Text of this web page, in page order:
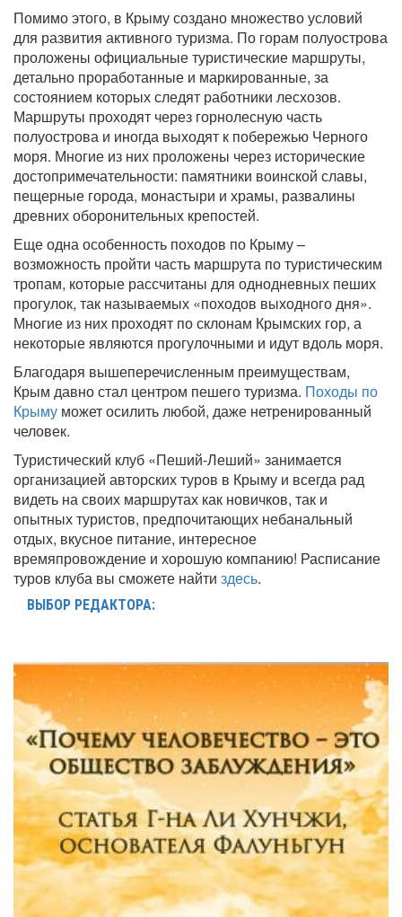
Помимо этого, в Крыму создано множество условий
для развития активного туризма. По горам полуострова
проложены официальные туристические маршруты,
детально проработанные и маркированные, за
состоянием которых следят работники лесхозов.
Маршруты проходят через горнолесную часть
полуострова и иногда выходят к побережью Черного
моря. Многие из них проложены через исторические
достопримечательности: памятники воинской славы,
пещерные города, монастыри и храмы, развалины
древних оборонительных крепостей.
Еще одна особенность походов по Крыму –
возможность пройти часть маршрута по туристическим
тропам, которые рассчитаны для однодневных пеших
прогулок, так называемых «походов выходного дня».
Многие из них проходят по склонам Крымских гор, а
некоторые являются прогулочными и идут вдоль моря.
Благодаря вышеперечисленным преимуществам,
Крым давно стал центром пешего туризма. Походы по
Крыму может осилить любой, даже нетренированный
человек.
Туристический клуб «Пеший-Леший» занимается
организацией авторских туров в Крыму и всегда рад
видеть на своих маршрутах как новичков, так и
опытных туристов, предпочитающих небанальный
отдых, вкусное питание, интересное
времяпровождение и хорошую компанию! Расписание
туров клуба вы сможете найти здесь.
ВЫБОР РЕДАКТОРА: